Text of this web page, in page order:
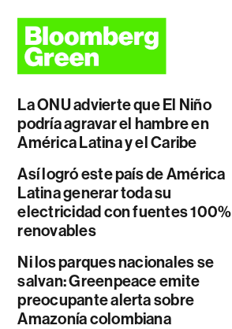
La ONU advierte que El Niño
podría agravar el hambre en
América Latina y el Caribe
Así logró este país de América
Latina generar toda su
electricidad con fuentes 100%
renovables
Ni los parques nacionales se
salvan: Greenpeace emite
preocupante alerta sobre
Amazonía colombiana